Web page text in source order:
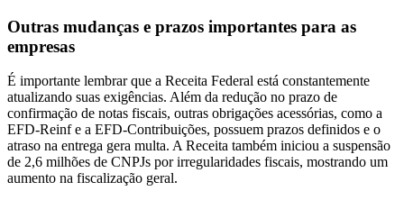
Outras mudanças e prazos importantes para as
empresas
É importante lembrar que a Receita Federal está constantemente
atualizando suas exigências. Além da redução no prazo de
confirmação de notas fiscais, outras obrigações acessórias, como a
EFD-Reinf e a EFD-Contribuições, possuem prazos definidos e o
atraso na entrega gera multa. A Receita também iniciou a suspensão
de 2,6 milhões de CNPJs por irregularidades fiscais, mostrando um
aumento na fiscalização geral.